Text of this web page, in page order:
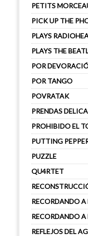
PETITS
PICK UP THE
PLAYS
PLAYS THE
POR
POR TANGO
POVRATAK
PRENDAS
PROHIBIDO EL
PUTTING
PUZZLE
QU4RTET
RECORDANDO A
RECORDANDO A
REFLEJOS DEL